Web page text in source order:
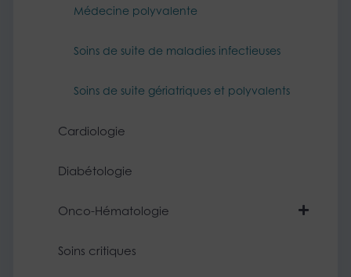
Médecine polyvalente
Soins de suite de maladies infectieuses
Soins de suite gériatriques et polyvalents
Cardiologie
Diabétologie
Onco-Hématologie
Soins critiques